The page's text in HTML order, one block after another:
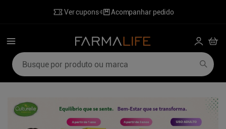
Ver cupons Acompanhar pedido
Busque por produto ou marca
2º
lenzetto
7º
desodorante